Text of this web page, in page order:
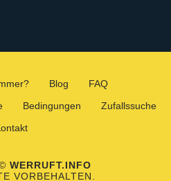
Blog
FAQ
Bedingungen
Zufallssuche
WERRUFT.INFO
VORBEHALTEN.